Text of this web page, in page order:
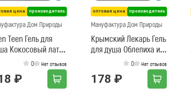
цена производитель
Дом Природы
Teen Гель для
Кокосовый латте
с подругой
0 Нет отзывов
₽
оптовая цена производитель
Мануфактура Дом Природы
Крымский Лекарь Гель
для душа Облепиха и
0 Нет отзывов
178 ₽